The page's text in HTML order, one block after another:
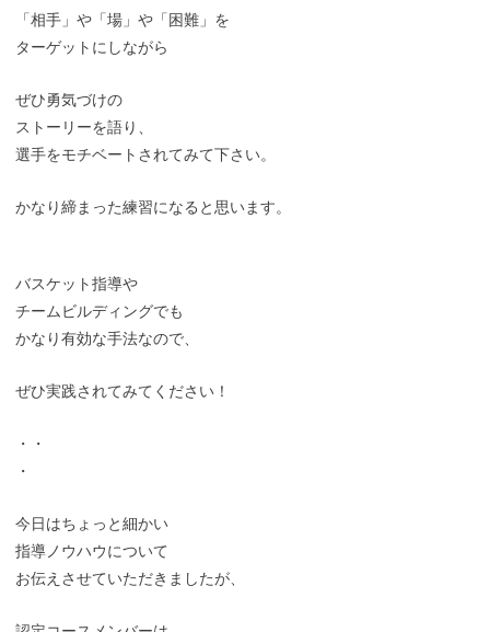
「相手」や「場」や「困難」を
ターゲットにしながら
ぜひ勇気づけの
ストーリーを語り、
選手をモチベートされてみて下さい。
かなり締まった練習になると思います。
バスケット指導や
チームビルディングでも
かなり有効な手法なので、
ぜひ実践されてみてください！
・・
・
今日はちょっと細かい
指導ノウハウについて
お伝えさせていただきましたが、